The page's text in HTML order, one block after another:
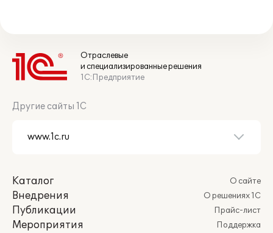
Отраслевые
и специализированные решения
1С:Предприятие
Другие сайты 1С
Каталог
Внедрения
Публикации
Мероприятия
О сайте
О решениях 1С
Прайс-лист
Поддержка